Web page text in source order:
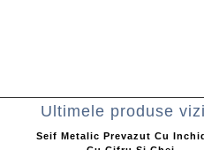
Ultimele produse
Seif Metalic Prevazut Cu